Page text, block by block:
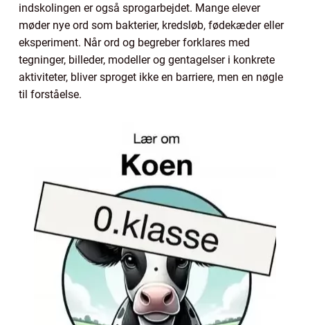
indskolingen er også sprogarbejdet. Mange elever
møder nye ord som bakterier, kredsløb, fødekæder eller
eksperiment. Når ord og begreber forklares med
tegninger, billeder, modeller og gentagelser i konkrete
aktiviteter, bliver sproget ikke en barriere, men en nøgle
til forståelse.